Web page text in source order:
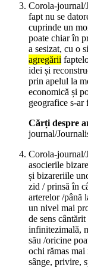
Corola-journal/
fapt nu se
cuprinde un
poate chiar în
a sesizat, cu o
agregării
idei și
prin apelul la
economică și
geografice s-ar
Cărți despre
journal/
Corola-journal/
asocierile
și bizareriile
zid / prinsă în
arterelor /până
un nivel mai
de sens
infinitezimală,
său /oricine
ochi rămas
sânge, privire,